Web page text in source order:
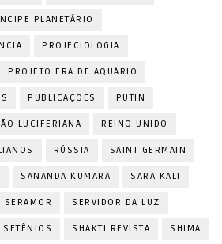
PLANETÁRIO
PROJECIOLOGIA
PROJETO ERA DE AQUÁRIO
PUBLICAÇÕES PUTIN
LUCIFERIANA REINO UNIDO
RÚSSIA SAINT GERMAIN
SANANDA KUMARA SARA KALI
SERAMOR SERVIDOR DA LUZ
SETÊNIOS SHAKTI REVISTA SHIMA